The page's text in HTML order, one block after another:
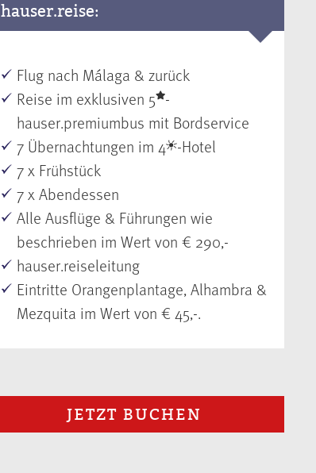
hauser.reise:
Flug nach Málaga & zurück
Reise im exklusiven 5 -
hauser.premiumbus mit Bordservice
7 Übernachtungen im 4 -Hotel
7 x Frühstück
7 x Abendessen
Alle Ausflüge & Führungen wie
beschrieben im Wert von € 290,-
hauser.reiseleitung
Eintritte Orangenplantage, Alhambra &
Mezquita im Wert von € 45,-.
JETZT BUCHEN